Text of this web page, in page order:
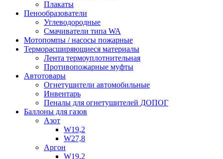
Плакаты
Пенообразователи
Углеводородные
Смачиватели типа WA
Мотопомпы / насосы пожарные
Терморасширяющиеся материалы
Лента термоуплотнительная
Противопожарные муфты
Автотовары
Огнетушители автомобильные
Инвентарь
Пеналы для огнетушителей ДОПОГ
Баллоны для газов
Азот
W19,2
W27,8
Аргон
W19,2